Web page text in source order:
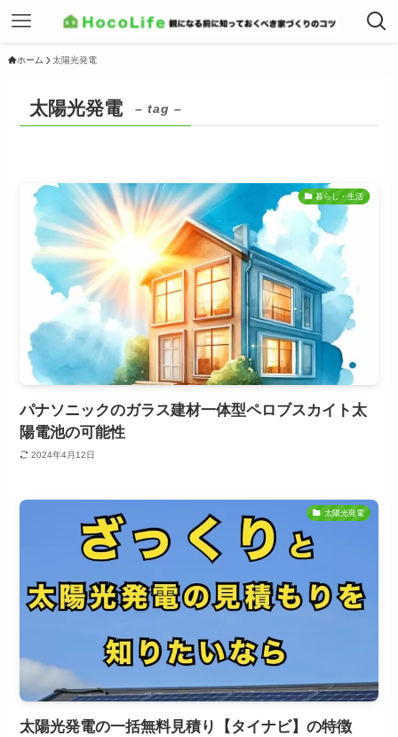
ホーム 太陽光発電
太陽光発電 – tag –
暮らし・生活
パナソニックのガラス建材一体型ペロブスカイト太
陽電池の可能性
2024年4月12日
太陽光発電
太陽光発電の一括無料見積り【タイナビ】の特徴